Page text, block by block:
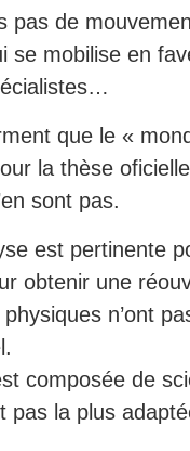
pas de
se mobilise en
que le «
la thèse
sont pas.
est pertinente
obtenir une
n’ont
composée de
pas la plus